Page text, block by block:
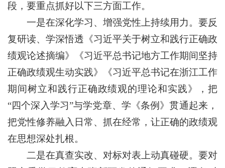
段，要重点抓好以下三方面工作。
一是在深化学习、增强党性上持续用力。要反
复研读、学深悟透《习近平关于树立和践行正确政
绩观论述摘编》《习近平总书记地方工作期间坚持
正确政绩观生动实践》《习近平总书记在浙江工作
期间树立和践行正确政绩观的理论和实践》，把
“四个深入学习”与学党章、学《条例》贯通起来，
把党性修养融入日常、抓在经常，让正确的政绩观
在思想深处扎根。
二是在真查实改、对标对表上动真碰硬。要对